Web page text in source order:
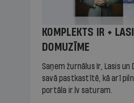
KOMPLEKTS IR +
DOMUZĪME
Saņem žurnālus Ir, Lasis un
savā pastkastītē, kā arī
portāla ir.lv saturam.